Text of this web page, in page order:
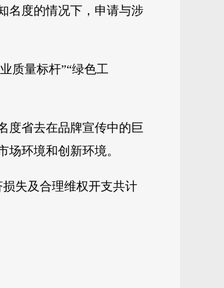
名度的情况下，申请与涉
质量标杆”“绿色工
度省去在品牌宣传中的巨
环境和创新环境。
失及合理维权开支共计